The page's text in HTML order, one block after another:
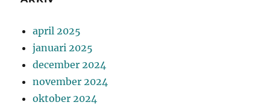
april 2025
januari 2025
december 2024
november 2024
oktober 2024